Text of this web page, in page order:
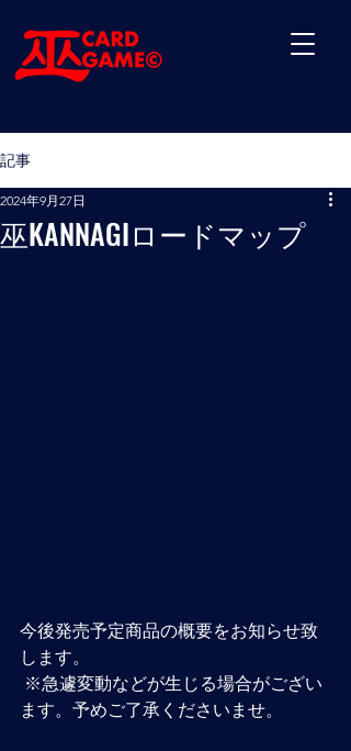
記事
巫KANNAGIロードマップ
2024年9月27日
今後発売予定商品の概要をお知らせ致
します。
※急遽変動などが生じる場合がござい
ます。予めご了承くださいませ。